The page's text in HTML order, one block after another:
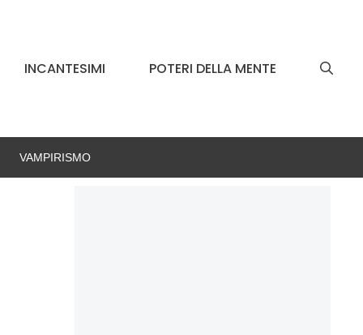
INCANTESIMI POTERI DELLA MENTE
VAMPIRISMO